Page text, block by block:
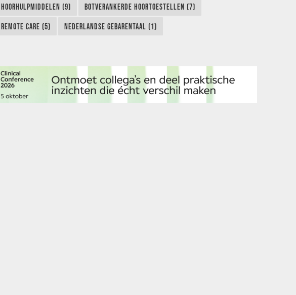
HOORHULPMIDDELEN (9) BOTVERANKERDE HOORTOESTELLEN (7)
REMOTE CARE (5) NEDERLANDSE GEBARENTAAL (1)